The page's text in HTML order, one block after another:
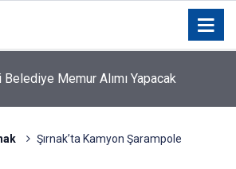
Belediye Memur Alımı Yapacak
Şırnak’ta Kamyon Şarampole